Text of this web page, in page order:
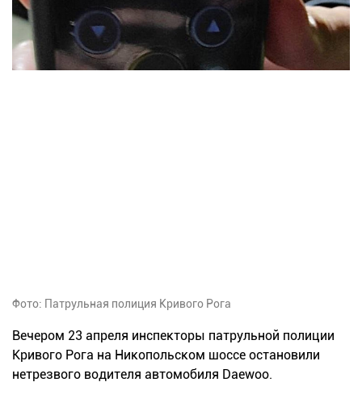
Фото: Патрульная полиция Кривого Рога
Вечером 23 апреля инспекторы патрульной полиции
Кривого Рога на Никопольском шоссе остановили
нетрезвого водителя автомобиля Daewoo.